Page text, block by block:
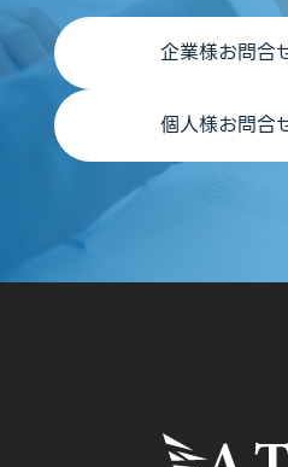
企業様お問合
個人様お問合